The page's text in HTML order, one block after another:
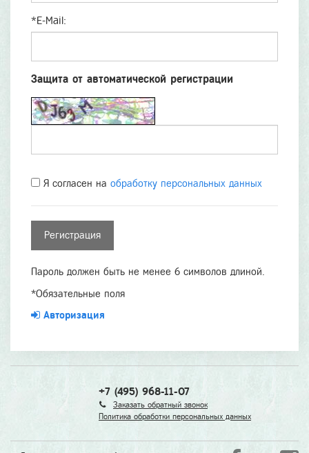
*E-Mail:
Защита от автоматической регистрации
Я согласен на обработку персональных данных
Пароль должен быть не менее 6 символов длиной.
*Обязательные поля
Авторизация
+7 (495) 968-11-07
Заказать обратный звонок
Политика обработки персональных данных